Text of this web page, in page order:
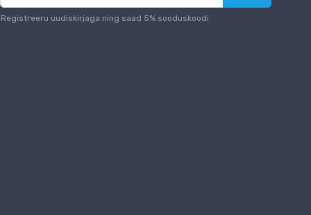
Registreeru uudiskirjaga ning saad 5% sooduskoodi